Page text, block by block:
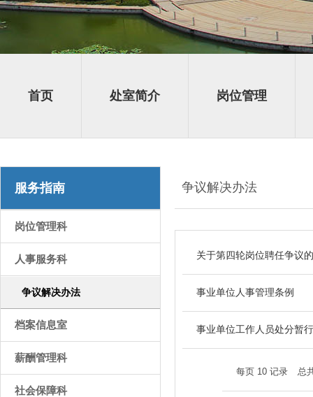
首页 处室简介 岗位管理
服务指南
岗位管理科
人事服务科
争议解决办法
档案信息室
薪酬管理科
社会保障科
争议解决办法
关于第四轮岗位聘任争议
事业单位人事管理条例
事业单位工作人员处分暂
每页 10 记录 总